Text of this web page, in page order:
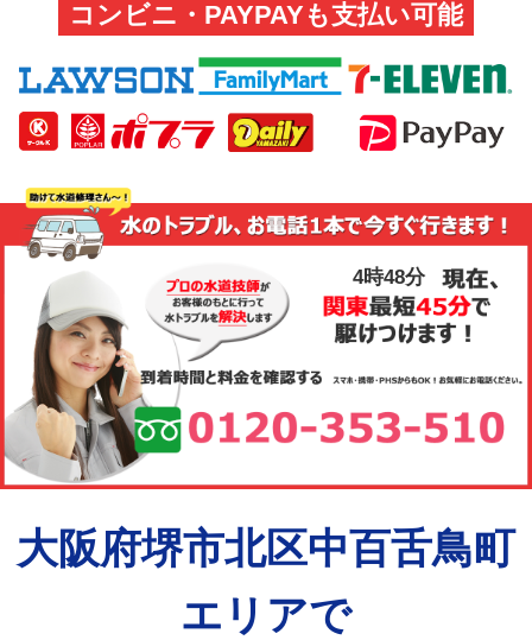
コンビニ・PAYPAYも支払い可能
4時48分
大阪府堺市北区中百舌鳥町
エリアで